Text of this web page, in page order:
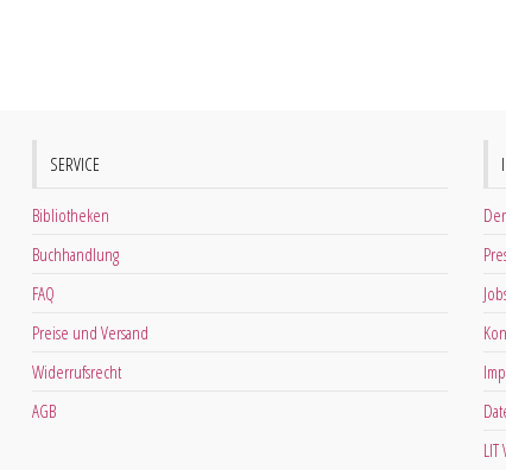
SERVICE
Bibliotheken
Buchhandlung
FAQ
Preise und Versand
Widerrufsrecht
AGB